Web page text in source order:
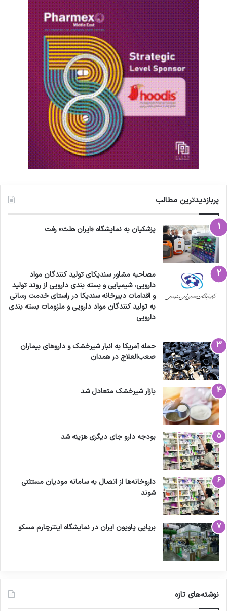
پربازدیدترین مطالب
پزشکیان به نمایشگاه «ایران هلث» رفت
مصاحبه مشاور سندیکای تولید کنندگان مواد
دارویی، شیمیایی و بسته بندی دارویی از روند تولید
و اقدامات دبیرخانه سندیکا در راستای خدمت رسانی
به تولید کنندگان مواد دارویی و ملزومات بسته بندی
دارویی
حمله آمریکا به انبار شیرخشک و داروهای بیماران
صعب‌العلاج در همدان
بازار شیرخشک متعادل شد
بودجه دارو جای دیگری هزینه شد
داروخانه‌ها از اتصال به سامانه مودیان مستثنی
شوند
برپایی پاویون ایران در نمایشگاه اینترچارم مسکو
نوشته‌های تازه